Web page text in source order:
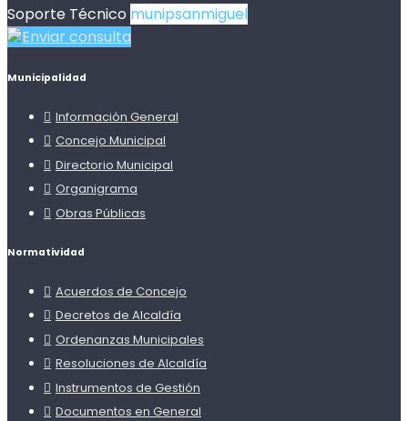
Soporte Técnico munipsanmiguel
Enviar consulta
Municipalidad
Información General
Concejo Municipal
Directorio Municipal
Organigrama
Obras Públicas
Normatividad
Acuerdos de Concejo
Decretos de Alcaldía
Ordenanzas Municipales
Resoluciones de Alcaldía
Instrumentos de Gestión
Documentos en General